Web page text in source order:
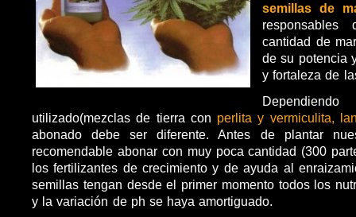
semillas de
cantidad de
de su potencia
y fortaleza de
utilizado(mezclas de tierra con perlita y vermiculita,
abonado debe ser diferente. Antes de plantar
recomendable abonar con muy poca cantidad (300
los fertilizantes de crecimiento y de ayuda al
semillas tengan desde el primer momento todos los
y la variación de ph se haya amortiguado.